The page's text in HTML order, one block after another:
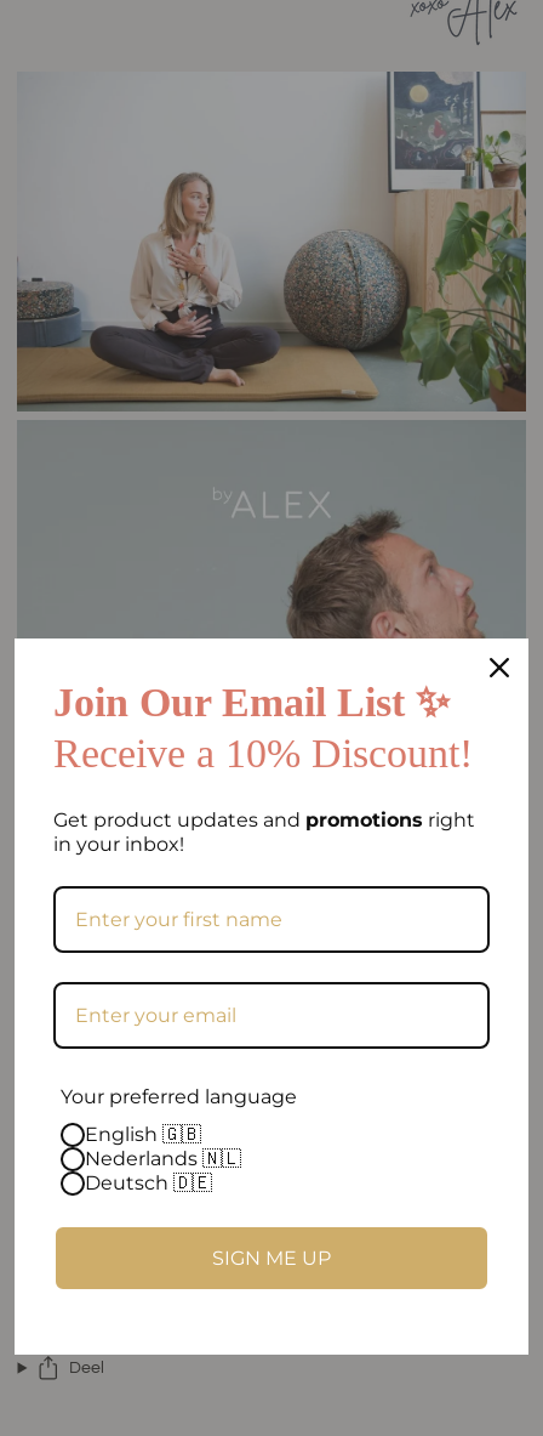
Deel
Join Our Email List ✨
Receive a 10% Discount!
Get product updates and promotions right
in your inbox!
Your preferred language
English 🇬🇧
Nederlands 🇳🇱
Deutsch 🇩🇪
SIGN ME UP